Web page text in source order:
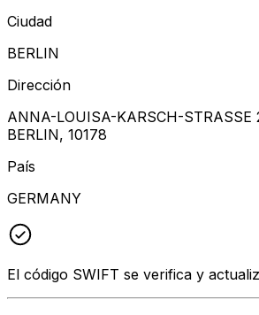
Ciudad
BERLIN
Dirección
ANNA-LOUISA-KARSCH-STRASSE
BERLIN, 10178
País
GERMANY
El código SWIFT se verifica y